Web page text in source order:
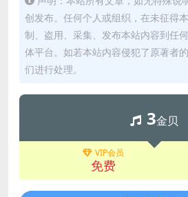
创发布。任何个人或组织，在未征得
制、盗用、采集、发布本站内容到任
体平台。如若本站内容侵犯了原著者
们进行处理。
3金贝
VIP会员
免费